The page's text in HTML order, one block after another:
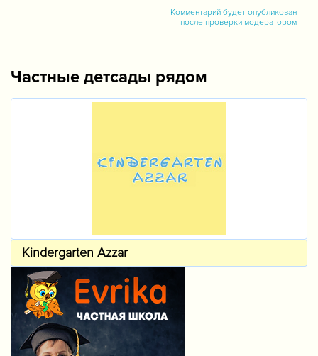
Комментарий будет опубликован
после проверки модератором
Частные детсады рядом
Kindergarten Azzar